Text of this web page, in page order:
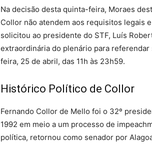
Na decisão desta quinta-feira, Moraes
Collor não atendem aos requisitos legais
solicitou ao presidente do STF, Luís
extraordinária do plenário para referendar
feira, 25 de abril, das 11h às 23h59.
Histórico Político de Collor
Fernando Collor de Mello foi o 32º
1992 em meio a um processo de
política, retornou como senador por